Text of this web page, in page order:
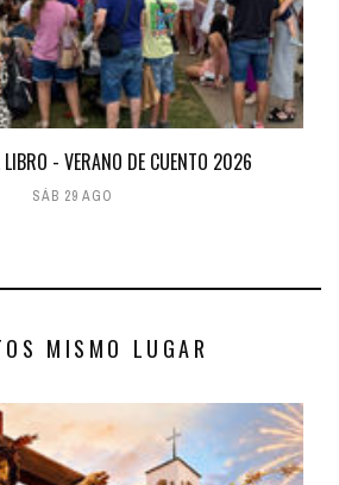
LIBRO - VERANO DE CUENTO 2026
SÁB 29 AGO
MISMO LUGAR